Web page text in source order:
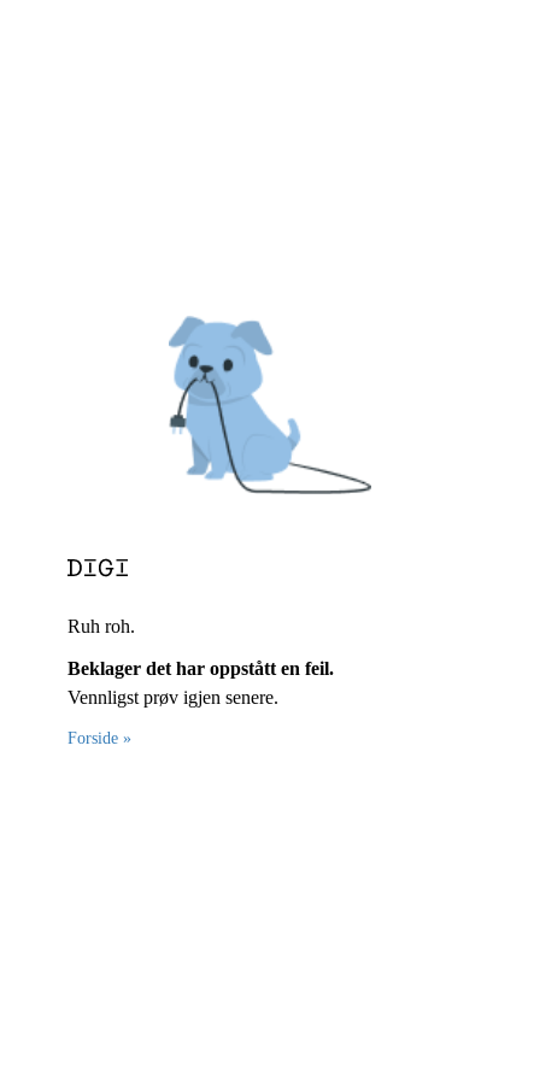
Ruh roh.
Beklager det har oppstått en feil.
Vennligst prøv igjen senere.
Forside »